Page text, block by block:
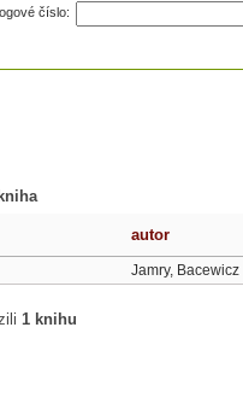
číslo:
autor
Jamry, Bacewicz
1 knihu